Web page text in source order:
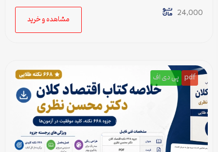
24,000
مشاهده و خرید
pdf پی دی اف